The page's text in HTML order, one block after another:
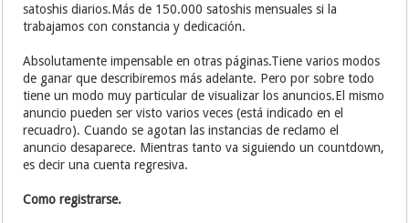
satoshis diarios.Más de 150.000 satoshis mensuales si la
trabajamos con constancia y dedicación.
Absolutamente impensable en otras páginas.Tiene varios modos
de ganar que describiremos más adelante. Pero por sobre todo
tiene un modo muy particular de visualizar los anuncios.El mismo
anuncio pueden ser visto varios veces (está indicado en el
recuadro). Cuando se agotan las instancias de reclamo el
anuncio desaparece. Mientras tanto va siguiendo un countdown,
es decir una cuenta regresiva.
Como registrarse.